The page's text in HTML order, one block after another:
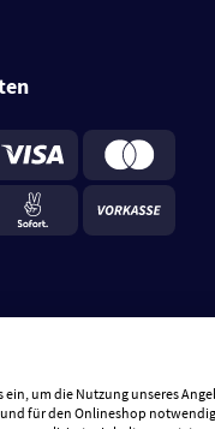
ein, um die Nutzung unseres
für den Onlineshop